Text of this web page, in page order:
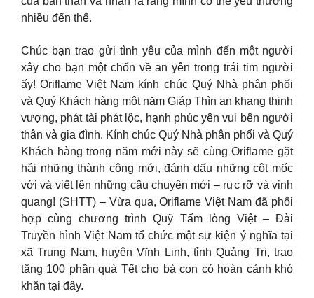
nhiều đến thế.
Chúc bạn trao gửi tình yêu của mình đến một người
xây cho bạn một chốn về an yên trong trái tim người
ấy! Oriflame Việt Nam kính chúc Quý Nhà phân phối
và Quý Khách hàng một năm Giáp Thìn an khang thịnh
vượng, phát tài phát lộc, hạnh phúc yên vui bên người
thân và gia đình. Kính chúc Quý Nhà phân phối và Quý
Khách hàng trong năm mới này sẽ cùng Oriflame gặt
hái những thành công mới, đánh dấu những cột mốc
với và viết lên những câu chuyện mới – rực rỡ và vinh
quang! (SHTT) – Vừa qua, Oriflame Việt Nam đã phối
hợp cùng chương trình Quỹ Tấm lòng Việt – Đài
Truyền hình Việt Nam tổ chức một sự kiện ý nghĩa tại
xã Trung Nam, huyện Vĩnh Linh, tỉnh Quảng Trị, trao
tặng 100 phần quà Tết cho bà con có hoàn cảnh khó
khăn tại đây.